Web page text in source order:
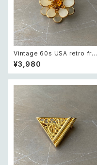
Vintage 60s USA retro fros
ted glass botanical flower
crystal bijou brooch レトロ
アメリカ ヴィンテージ アクセサ
¥3,980